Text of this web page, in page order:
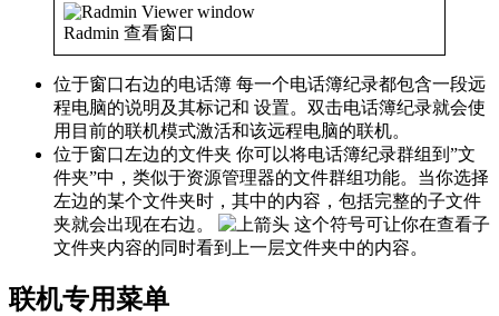
Radmin 查看窗口
位于窗口右边的电话簿 每一个电话簿纪录都包含一段远
程电脑的说明及其标记和 设置。双击电话簿纪录就会使
用目前的联机模式激活和该远程电脑的联机。
位于窗口左边的文件夹 你可以将电话簿纪录群组到”文
件夹”中，类似于资源管理器的文件群组功能。当你选择
左边的某个文件夹时，其中的内容，包括完整的子文件
夹就会出现在右边。
这个符号可让你在查看子
文件夹内容的同时看到上一层文件夹中的内容。
联机专用菜单